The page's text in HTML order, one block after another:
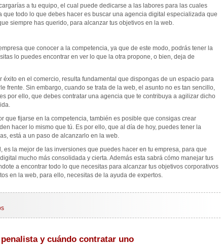
a tu equipo, el cual puede dedicarse a las labores para las cuales
que todo lo que debes hacer es buscar una agencia digital especializada que
siempre has querido, para alcanzar tus objetivos en la web.
que conocer a la competencia, ya que de este modo, podrás tener la
lo puedes encontrar en ver lo que la otra propone, o bien, deja de
éxito en el comercio, resulta fundamental que dispongas de un espacio para
frente. Sin embargo, cuando se trata de la web, el asunto no es tan sencillo,
por ello, que debes contratar una agencia que te contribuya a agilizar dicho
que fijarse en la competencia, también es posible que consigas crear
hacer lo mismo que tú. Es por ello, que al día de hoy, puedes tener la
está a un paso de alcanzarlo en la web.
es la mejor de las inversiones que puedes hacer en tu empresa, para que
mucho más consolidada y cierta. Además esta sabrá cómo manejar tus
a encontrar todo lo que necesitas para alcanzar tus objetivos corporativos
en la web, para ello, necesitas de la ayuda de expertos.
y cuándo contratar uno